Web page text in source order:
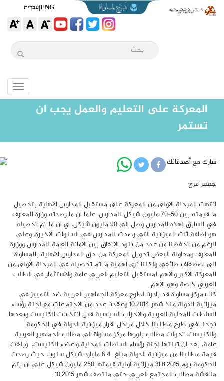
ENG
|עִברִית
Toggle
المعركة على التعليم والعمل يجب ان
تستمر
شارك مع أصدقائك
جعفر فرح
انتهت المرحلة الاولى من المعركة على مستقبل المدارس الاهلية بتحصيل
ما قيمته بين 50-70 مليون شيكل للمدارس، علما ان ما رصدته وزارة المعارف
في السابق لهذه المدارس وصل الى 90 مليون شيكل، اي ان ما تم تحصيله
هو إضافة ثلث الميزانية التي رصدت للمدارس في السنوات الاخيرة. وعلى
الرغم من تحفظنا من عدد من بنود الاتفاق بين الامانة العامة للمدارس ووزارة
المعارف ومحاولة البعض تحويل المعركة من حق المدارس الاهلية بالمساواة
الى اصطفاف طائفي ولكننا نرى أهمية ما تم تحصيله في المرحلة الأولى من
المعركة الاكبر والاهم لمستقبل التعليم العربي عامة والاستثمار في الطالب
العربي خاصة وهو الاهم.
كنا بمركز مساواة قد بادرنا لطرح معركة الجماهير العربية ضد التمييز في
ميزانية الدولة منذ شهر 10.2014 وعقدنا عدد من الاجتماعات مع لجنة رؤساء
السلطات المحلية العربية والأحزاب السياسية قبل انتخابات الكنيست وبعدها.
نجحنا في طرح مطالبنا خلال مراحل اقرار ميزانية الدولة في الحكومة
والكنيست. تحولت مطالب بلورها مركز مساواة الى مطالب الجماهير العربية
عامة، بعد ان تبنتها لجنة رؤساء السلطات المحلية واعضاء الكنيست، وبلغت
قيمة مطالبنا من ميزانية الدولة مبلغ 6.4 مليارد شيكل سنويا. حيث رصدت
الحكومة يوم 31.8.2015 ميزانية أولية قيمتها 250 مليون شيكل على ان يتم
مناقشة مطالب المجتمع العربي حتى منتصف شهر 10.2015.